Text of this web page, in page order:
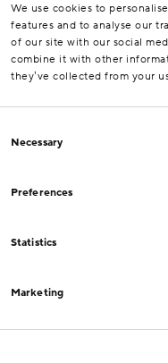
We use cookies to
features and to analyse our
of our site with our social
combine it with other
they’ve collected from your
Selection
Necessary
Preferences
Statistics
Marketing